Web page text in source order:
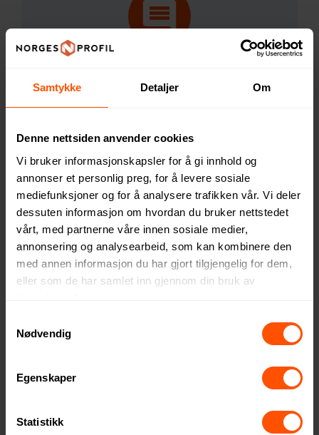
Samtykke Detaljer Om
Denne nettsiden anvender cookies
Vi bruker informasjonskapsler for å gi innhold og
annonser et personlig preg, for å levere sosiale
mediefunksjoner og for å analysere trafikken vår. Vi deler
dessuten informasjon om hvordan du bruker nettstedet
vårt, med partnerne våre innen sosiale medier,
annonsering og analysearbeid, som kan kombinere den
med annen informasjon du har gjort tilgjengelig for dem,
eller som de har samlet inn gjennom din bruk av
Nødvendig
Egenskaper
Statistikk
post@norgesprofil.no